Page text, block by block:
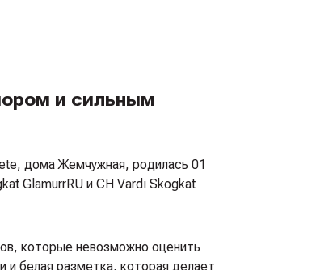
и сильным
дома Жемчужная, родилась 01
GlamurrRU и CH Vardi Skogkat
которые невозможно оценить
и белая разметка, которая делает